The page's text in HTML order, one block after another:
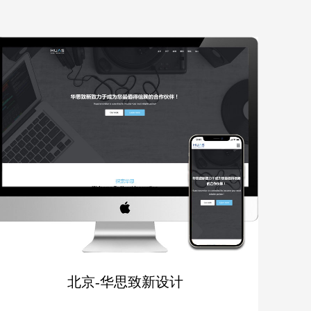
北京-华思致新设计